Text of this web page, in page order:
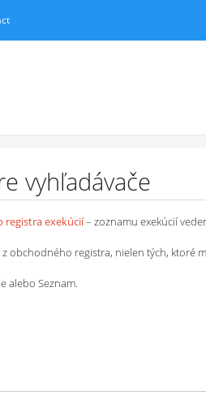
vyhľadávače
registra exekúcií– zoznamu exekúcií
obchodného registra, nielen tých,
alebo Seznam.